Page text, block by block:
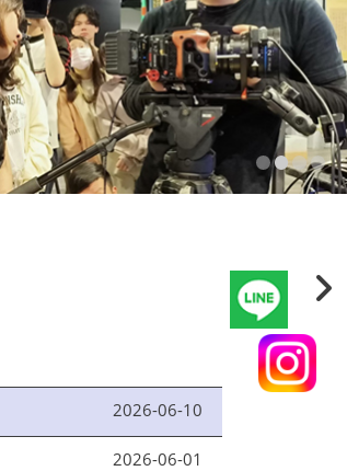
2026-06-10
2026-06-01